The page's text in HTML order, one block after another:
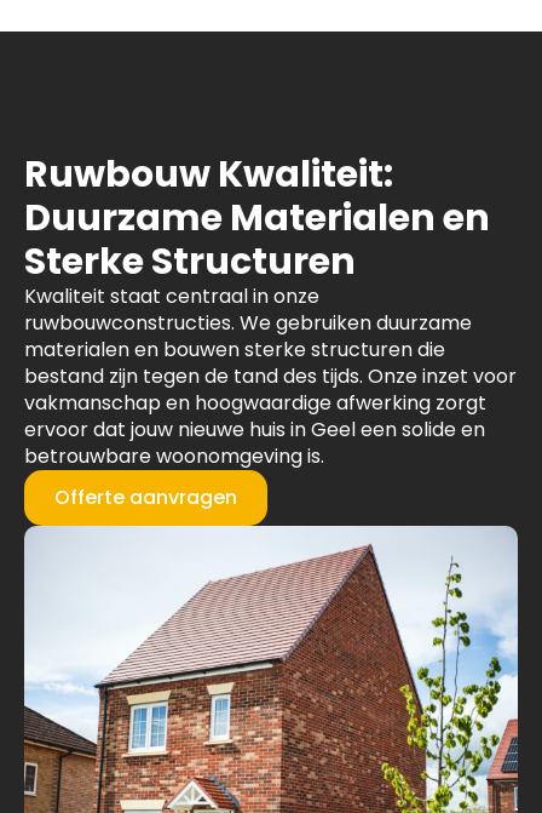
Ruwbouw Kwaliteit:
Duurzame Materialen en
Sterke Structuren
Kwaliteit staat centraal in onze
ruwbouwconstructies. We gebruiken duurzame
materialen en bouwen sterke structuren die
bestand zijn tegen de tand des tijds. Onze inzet voor
vakmanschap en hoogwaardige afwerking zorgt
ervoor dat jouw nieuwe huis in Geel een solide en
betrouwbare woonomgeving is.
Offerte aanvragen